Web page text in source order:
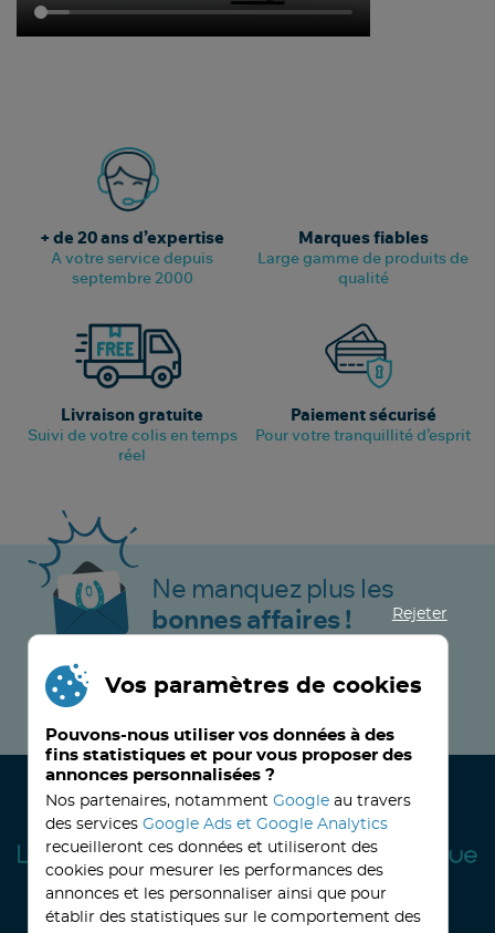
+ de 20 ans d’expertise
A votre service depuis
septembre 2000
Marques fiables
Large gamme de produits de
qualité
Livraison gratuite
Suivi de votre colis en temps
réel
Paiement sécurisé
Pour votre tranquillité d’esprit
Ne manquez plus les
bonnes affaires !
JE M’INSCRIS MAINTENANT !
Rejeter
Vos paramètres de cookies
Pouvons-nous utiliser vos données à des
fins statistiques et pour vous proposer des
annonces personnalisées ?
Nos partenaires, notamment Google au travers
des services Google Ads et Google Analytics
recueilleront ces données et utiliseront des
cookies pour mesurer les performances des
annonces et les personnaliser ainsi que pour
établir des statistiques sur le comportement des